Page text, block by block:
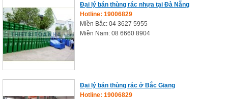
Đại lý bán thùng rác nhựa tại Đà Nẵng
Hotline: 19006829
Miền Bắc: 04 3627 5955
Miền Nam: 08 6660 8904
Đại lý bán thùng rác ở Bắc Giang
Hotline: 19006829